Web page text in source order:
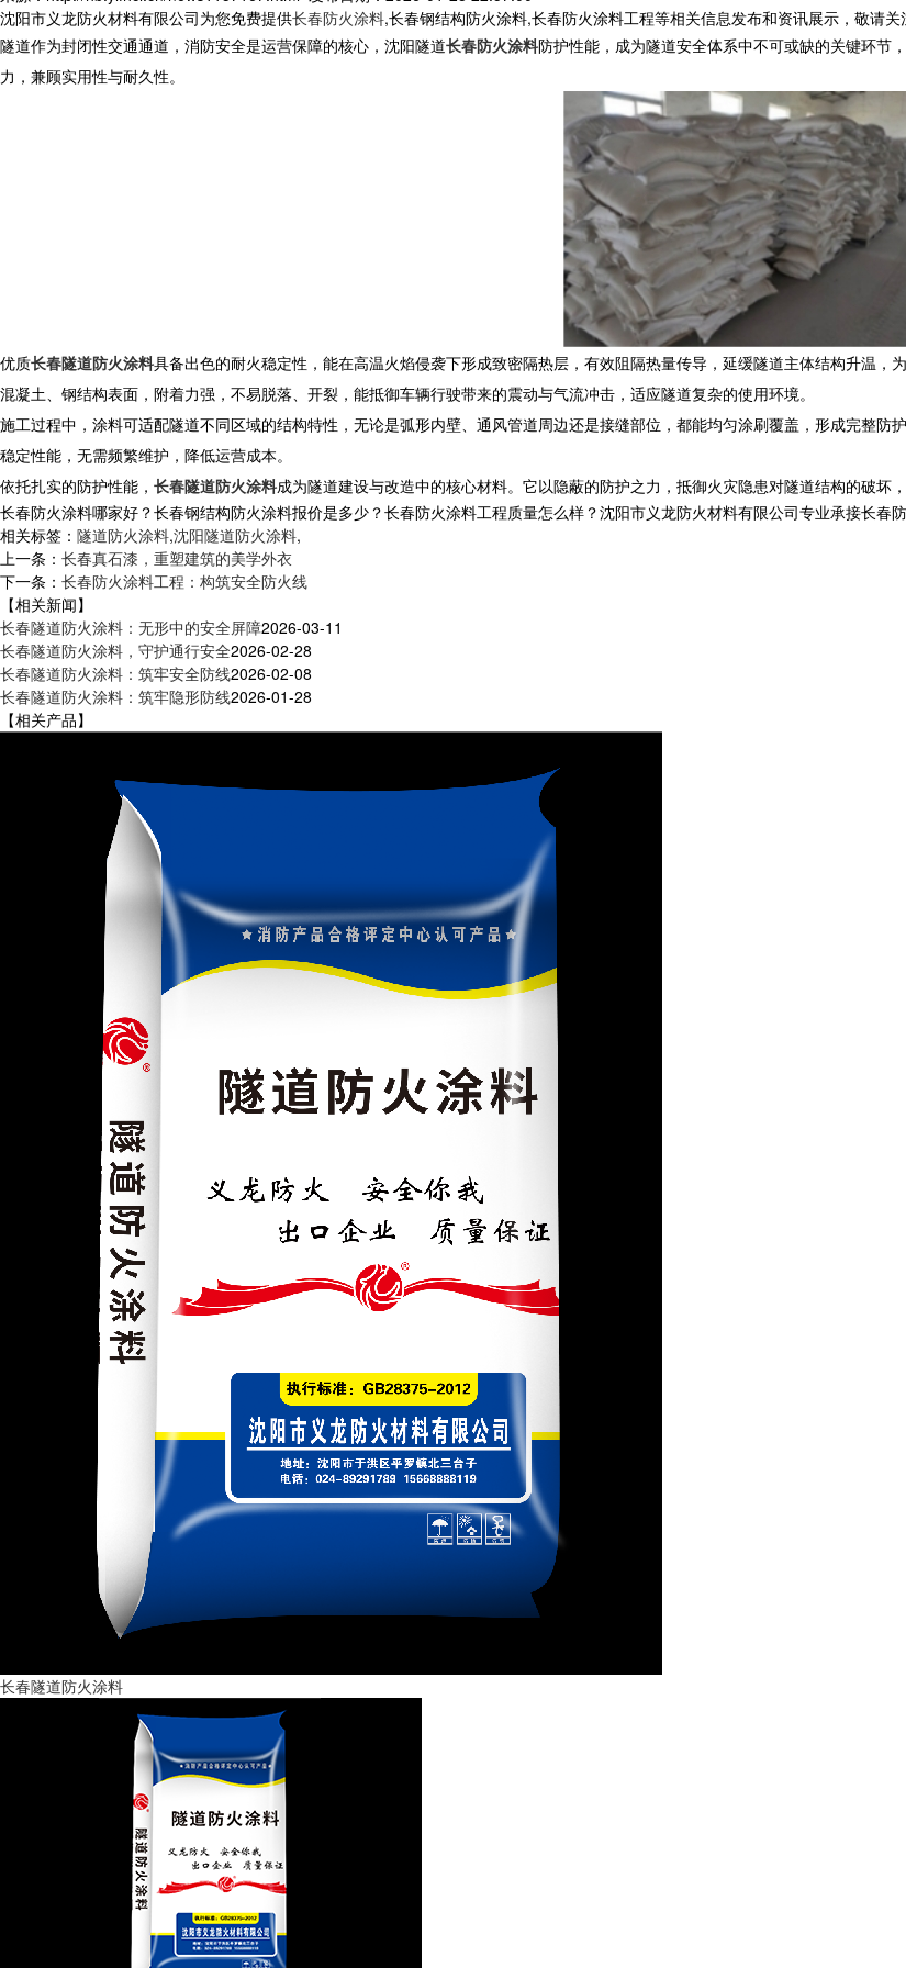
沈阳市义龙防火材料有限公司为您免费提供长春防火涂料,长春钢结构防火涂料,长春防火涂料工程等相关信息发布和资讯展示，敬请关
隧道作为封闭性交通通道，消防安全是运营保障的核心，沈阳隧道长春防火涂料防护性能，成为隧道安全体系中不可或缺的关键环节
力，兼顾实用性与耐久性。
优质长春隧道防火涂料具备出色的耐火稳定性，能在高温火焰侵袭下形成致密隔热层，有效阻隔热量传导，延缓隧道主体结构升温
混凝土、钢结构表面，附着力强，不易脱落、开裂，能抵御车辆行驶带来的震动与气流冲击，适应隧道复杂的使用环境。
施工过程中，涂料可适配隧道不同区域的结构特性，无论是弧形内壁、通风管道周边还是接缝部位，都能均匀涂刷覆盖，形成完整
稳定性能，无需频繁维护，降低运营成本。
依托扎实的防护性能， 长春隧道防火涂料成为隧道建设与改造中的核心材料。它以隐蔽的防护之力，抵御火灾隐患对隧道结构的破坏
长春防火涂料哪家好？长春钢结构防火涂料报价是多少？长春防火涂料工程质量怎么样？沈阳市义龙防火材料有限公司专业承接长
相关标签： 隧道防火涂料,沈阳隧道防火涂料,
上一条： 长春真石漆，重塑建筑的美学外衣
下一条： 长春防火涂料工程：构筑安全防火线
【相关新闻】
长春隧道防火涂料：无形中的安全屏障2026-03-11
长春隧道防火涂料，守护通行安全2026-02-28
长春隧道防火涂料：筑牢安全防线2026-02-08
长春隧道防火涂料：筑牢隐形防线2026-01-28
【相关产品】
长春隧道防火涂料